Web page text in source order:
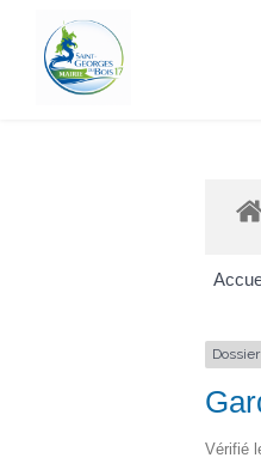
Dossier
Vérifié